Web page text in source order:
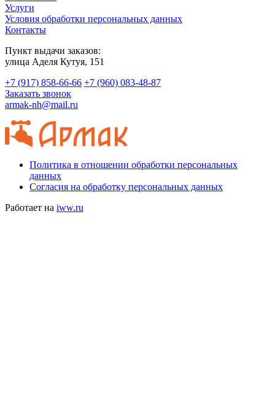
Услуги
Условия обработки персональных данных
Контакты
Пункт выдачи заказов:
​улица Аделя Кутуя, 151
+7 (917) 858-66-66 +7 (960) 083-48-87
Заказать звонок
armak-nh@mail.ru
Политика в отношении обработки персональных
данных
Согласия на обработку персональных данных
Работает на iww.ru